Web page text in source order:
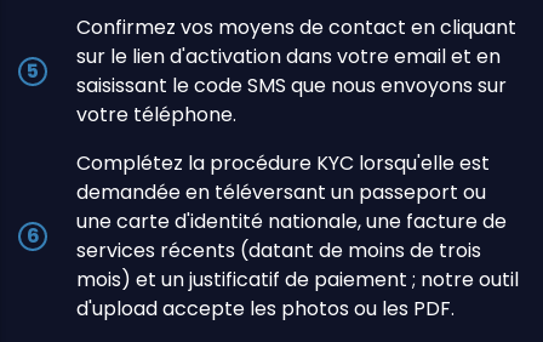
Confirmez vos moyens de contact en cliquant
sur le lien d'activation dans votre email et en
saisissant le code SMS que nous envoyons sur
votre téléphone.
Complétez la procédure KYC lorsqu'elle est
demandée en téléversant un passeport ou
une carte d'identité nationale, une facture de
services récents (datant de moins de trois
mois) et un justificatif de paiement ; notre outil
d'upload accepte les photos ou les PDF.